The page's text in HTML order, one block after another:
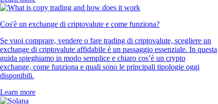
Cos'è un exchange di criptovalute e come funziona?
Se vuoi comprare, vendere o fare trading di criptovalute, scegliere un
exchange di criptovalute affidabile è un passaggio essenziale. In questa
guida spieghiamo in modo semplice e chiaro cos’è un crypto
exchange, come funziona e quali sono le principali tipologie oggi
disponibili.
Learn more